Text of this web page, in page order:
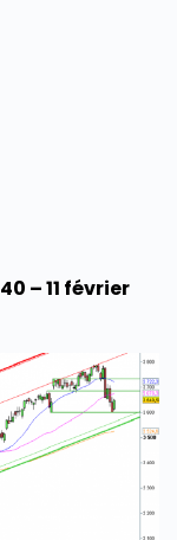
– 11 février